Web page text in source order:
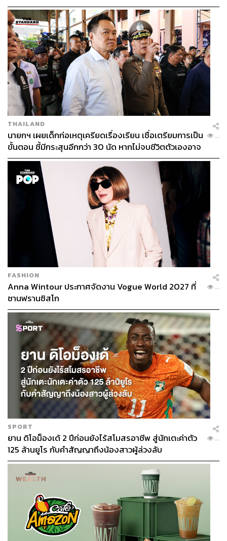
THAILAND
นายกฯ เผยเด็กก่อเหตุเครียดเรื่องเรียน เชื่อเตรียมการเป็น
ขั้นตอน ชี้มีกระสุนอีกกว่า 30 นัด หากไม่จบชีวิตตัวเองอาจ
สูญเสียเพิ่ม
...
FASHION
Anna Wintour ประกาศจัดงาน Vogue World 2027 ที่
ซานฟรานซิสโก
...
SPORT
ยาน ดิโอม็องเด้ 2 ปีก่อนยังไร้สโมสรอาชีพ สู่นักเตะค่าตัว
125 ล้านยูโร กับคำสัญญาถึงน้องสาวผู้ล่วงลับ
...